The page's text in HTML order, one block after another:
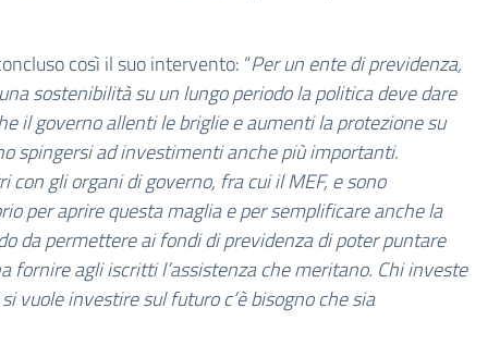
così il suo intervento: “Per un ente di previdenza,
sostenibilità su un lungo periodo la politica deve dare
il governo allenti le briglie e aumenti la protezione su
spingersi ad investimenti anche più importanti.
gli organi di governo, fra cui il MEF, e sono
per aprire questa maglia e per semplificare anche la
da permettere ai fondi di previdenza di poter puntare
fornire agli iscritti l’assistenza che meritano. Chi investe
vuole investire sul futuro c’è bisogno che sia